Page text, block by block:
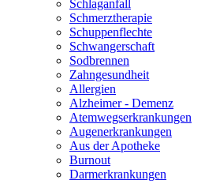
Schlaganfall
Schmerztherapie
Schuppenflechte
Schwangerschaft
Sodbrennen
Zahngesundheit
Allergien
Alzheimer - Demenz
Atemwegserkrankungen
Augenerkrankungen
Aus der Apotheke
Burnout
Darmerkrankungen